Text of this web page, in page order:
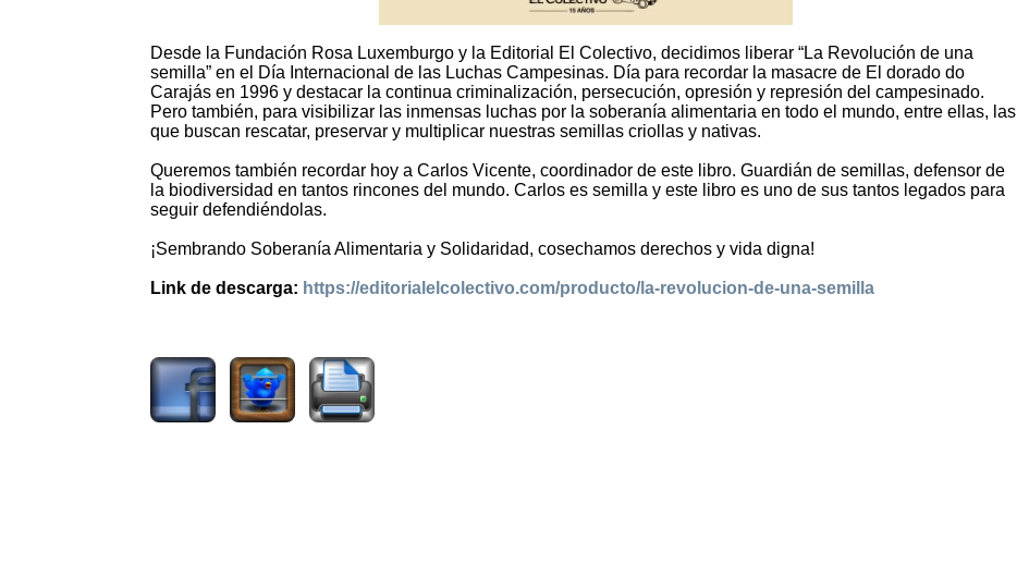
Desde la Fundación Rosa Luxemburgo y la Editorial El Colectivo, decidimos liberar “La Revolución de una
semilla” en el Día Internacional de las Luchas Campesinas. Día para recordar la masacre de El dorado do
Carajás en 1996 y destacar la continua criminalización, persecución, opresión y represión del campesinado.
Pero también, para visibilizar las inmensas luchas por la soberanía alimentaria en todo el mundo, entre ellas, las
que buscan rescatar, preservar y multiplicar nuestras semillas criollas y nativas.
Queremos también recordar hoy a Carlos Vicente, coordinador de este libro. Guardián de semillas, defensor de
la biodiversidad en tantos rincones del mundo. Carlos es semilla y este libro es uno de sus tantos legados para
seguir defendiéndolas.
¡Sembrando Soberanía Alimentaria y Solidaridad, cosechamos derechos y vida digna!
Link de descarga: https://editorialelcolectivo.com/producto/la-revolucion-de-una-semilla